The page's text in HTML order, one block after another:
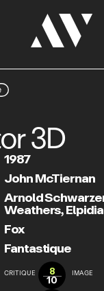
3D
1987
John McTiernan
Arnold
Weathers,
Fox
Fantastique
CRITIQUE 8
10
IMAGE